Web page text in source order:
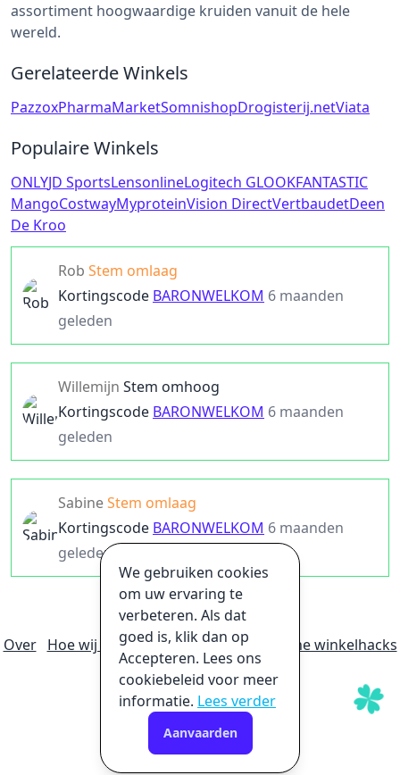
assortiment hoogwaardige kruiden vanuit de hele
wereld.
Gerelateerde Winkels
PazzoxPharmaMarketSomnishopDrogisterij.netViata
Populaire Winkels
ONLYJD SportsLensonlineLogitech GLOOKFANTASTIC
MangoCostwayMyproteinVision DirectVertbaudetDeen
De Kroo
Rob Stem omlaag
Kortingscode BARONWELKOM 6 maanden
geleden
Willemijn Stem omhoog
Kortingscode BARONWELKOM 6 maanden
geleden
SabineStem omlaag
Kortingscode BARONWELKOM 6 maanden
geleden
Over Hoe wij geld verdienen
Ultieme online winkelhacks
Privacybeleid Disclaimer
©2026promoslab.com
We gebruiken cookies
om uw ervaring te
verbeteren. Als dat
goed is, klik dan op
Accepteren. Lees ons
cookiebeleid voor meer
informatie. Lees verder
Aanvaarden